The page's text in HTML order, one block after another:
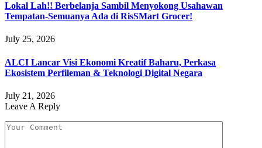
Lokal Lah!! Berbelanja Sambil Menyokong Usahawan
Tempatan-Semuanya Ada di RisSMart Grocer!
July 25, 2026
ALCI Lancar Visi Ekonomi Kreatif Baharu, Perkasa
Ekosistem Perfileman & Teknologi Digital Negara
July 21, 2026
Leave A Reply